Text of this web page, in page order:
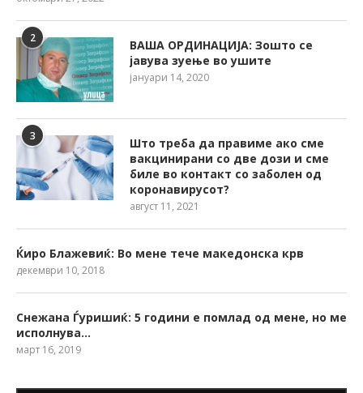
2
ВАША ОРДИНАЦИЈА: Зошто се
јавува зуење во ушите
јануари 14, 2020
3
Што треба да правиме ако сме
вакцинирани со две дози и сме
биле во контакт со заболен од
коронавирусот?
август 11, 2021
Ќиро Блажевиќ: Во мене тече македонска крв
декември 10, 2018
Снежана Ѓуришиќ: 5 години е помлад од мене, но ме
исполнува…
март 16, 2019